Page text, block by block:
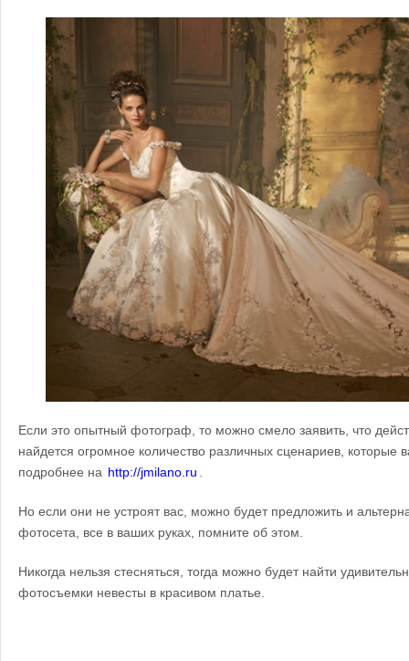
Если это опытный фотограф, то можно смело заявить, что
найдется огромное количество различных сценариев, которые
подробнее на http://jmilano.ru
Но если они не устроят вас, можно будет предложить и
фотосета, все в ваших руках, помните об этом.
Никогда нельзя стесняться, тогда можно будет найти
фотосъемки невесты в красивом платье.